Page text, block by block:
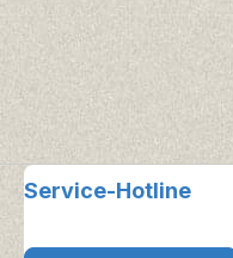
Service-Hotline